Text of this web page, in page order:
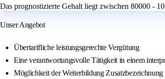
Das prognostizierte Gehalt liegt zwischen 80000 -
Unser Angebot
Übertarifliche leistungsgerechte Vergütung
Eine verantwortungsvolle Tätigkeit in einem
Möglichkeit der Weiterbildung